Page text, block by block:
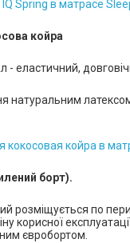
койра
- еластичний,
натуральним латексом
борт).
розміщується по
корисної
євробортом.